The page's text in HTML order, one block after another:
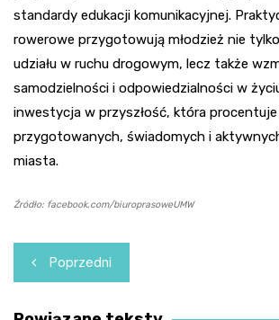
standardy edukacji komunikacyjnej.
rowerowe przygotowują młodzież nie
udziału w ruchu drogowym, lecz także
samodzielności i odpowiedzialności w
inwestycja w przyszłość, która
przygotowanych, świadomych i
miasta.
Źródło: facebook.com/biuroprasoweUMW
Nawigacja
wpisu
Poprzedni